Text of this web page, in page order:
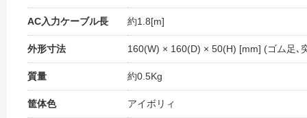
AC入力ケーブル長 約1.8[m]
外形寸法 160(W) × 160(D) × 50(H) [mm] (ゴム足､
質量 約0.5Kg
筐体色 アイボリィ